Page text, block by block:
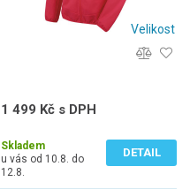
Velikost
1 499 Kč s DPH
Skladem
u vás od 10.8. do
12.8.
DETAIL